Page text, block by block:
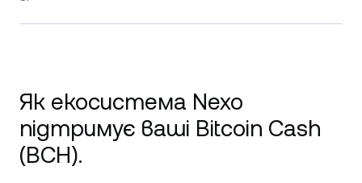
Як екосистема Nexo
підтримує ваші Bitcoin Cash
(BCH).